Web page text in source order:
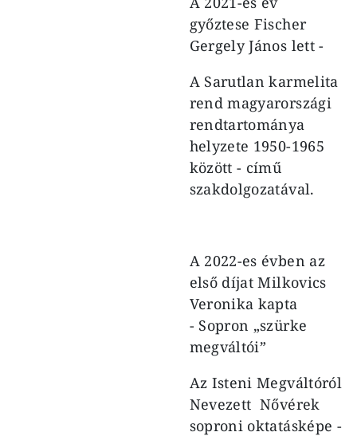
győztese Fischer
Gergely János lett -
A Sarutlan karmelita
rend magyarországi
rendtartománya
helyzete 1950-1965
között - című
szakdolgozatával.
A 2022-es évben az
első díjat Milkovics
Veronika kapta
- Sopron „szürke
megváltói”
Az Isteni Megváltóról
Nevezett Nővérek
soproni oktatásképe -